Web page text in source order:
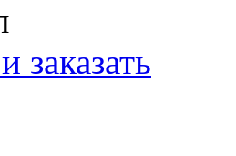
заказать